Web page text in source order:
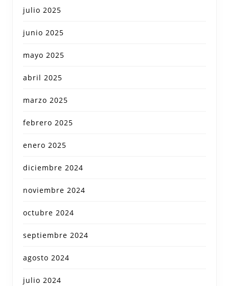
julio 2025
junio 2025
mayo 2025
abril 2025
marzo 2025
febrero 2025
enero 2025
diciembre 2024
noviembre 2024
octubre 2024
septiembre 2024
agosto 2024
julio 2024